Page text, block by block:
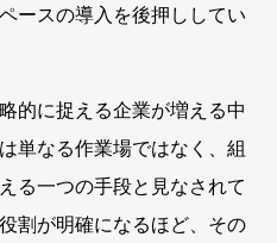
ースの導入を後押ししてい
的に捉える企業が増える中
単なる作業場ではなく、組
る一つの手段と見なされて
割が明確になるほど、その